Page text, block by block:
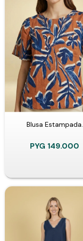
Blusa Estampada.
PYG 149.000